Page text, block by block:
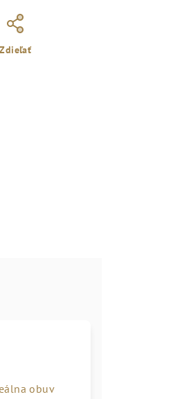
Zdieľať
obuv